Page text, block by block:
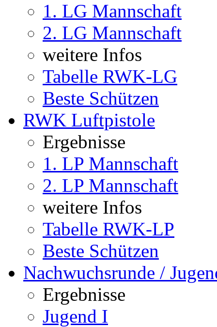
1. LG Mannschaft
2. LG Mannschaft
weitere Infos
Tabelle RWK-LG
Beste Schützen
RWK Luftpistole
Ergebnisse
1. LP Mannschaft
2. LP Mannschaft
weitere Infos
Tabelle RWK-LP
Beste Schützen
Nachwuchsrunde /
Ergebnisse
Jugend I